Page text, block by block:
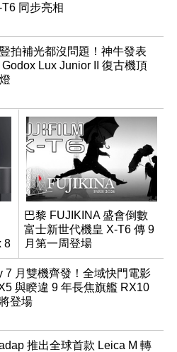
同步亮相
拍補光都沒問題！神牛發表
Godox Lux Junior II 復古機頂
8
巴黎 FUJIKINA 盛會倒數
富士新世代機皇 X-T6 傳 9
月第一周登場
7 月雙機齊發！全域快門電影
與睽違 9 年長焦旗艦 RX10
登場
推出全球首款 Leica M 轉